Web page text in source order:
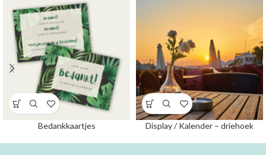
Bedankkaartjes Display / Kalender – driehoek